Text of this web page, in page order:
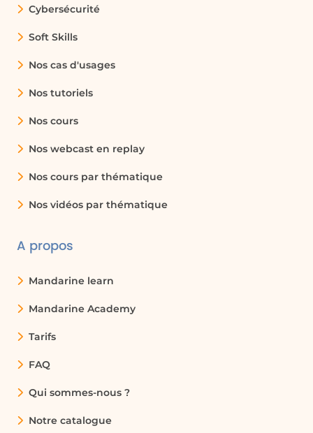
Copilot et d’autres modèles avancés ouvrent la voie
précédent
intelligence artificielle s’effacent progressivement.
La maîtrise du prompting, c’est
guidant intelligemment les algorithmes pour
adaptées à chaque besoin
Cybersécurité
Soft Skills
Nos cas d'usages
Nos tutoriels
Nos cours
Nos webcast en replay
Nos cours par thématique
Nos vidéos par thématique
A propos
Mandarine learn
Mandarine Academy
Tarifs
FAQ
Qui sommes-nous ?
Notre catalogue